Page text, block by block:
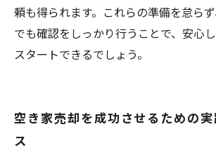
頼も得られます。これらの準備を怠ら
でも確認をしっかり行うことで、安心
スタートできるでしょう。
空き家売却を成功させるための
ス